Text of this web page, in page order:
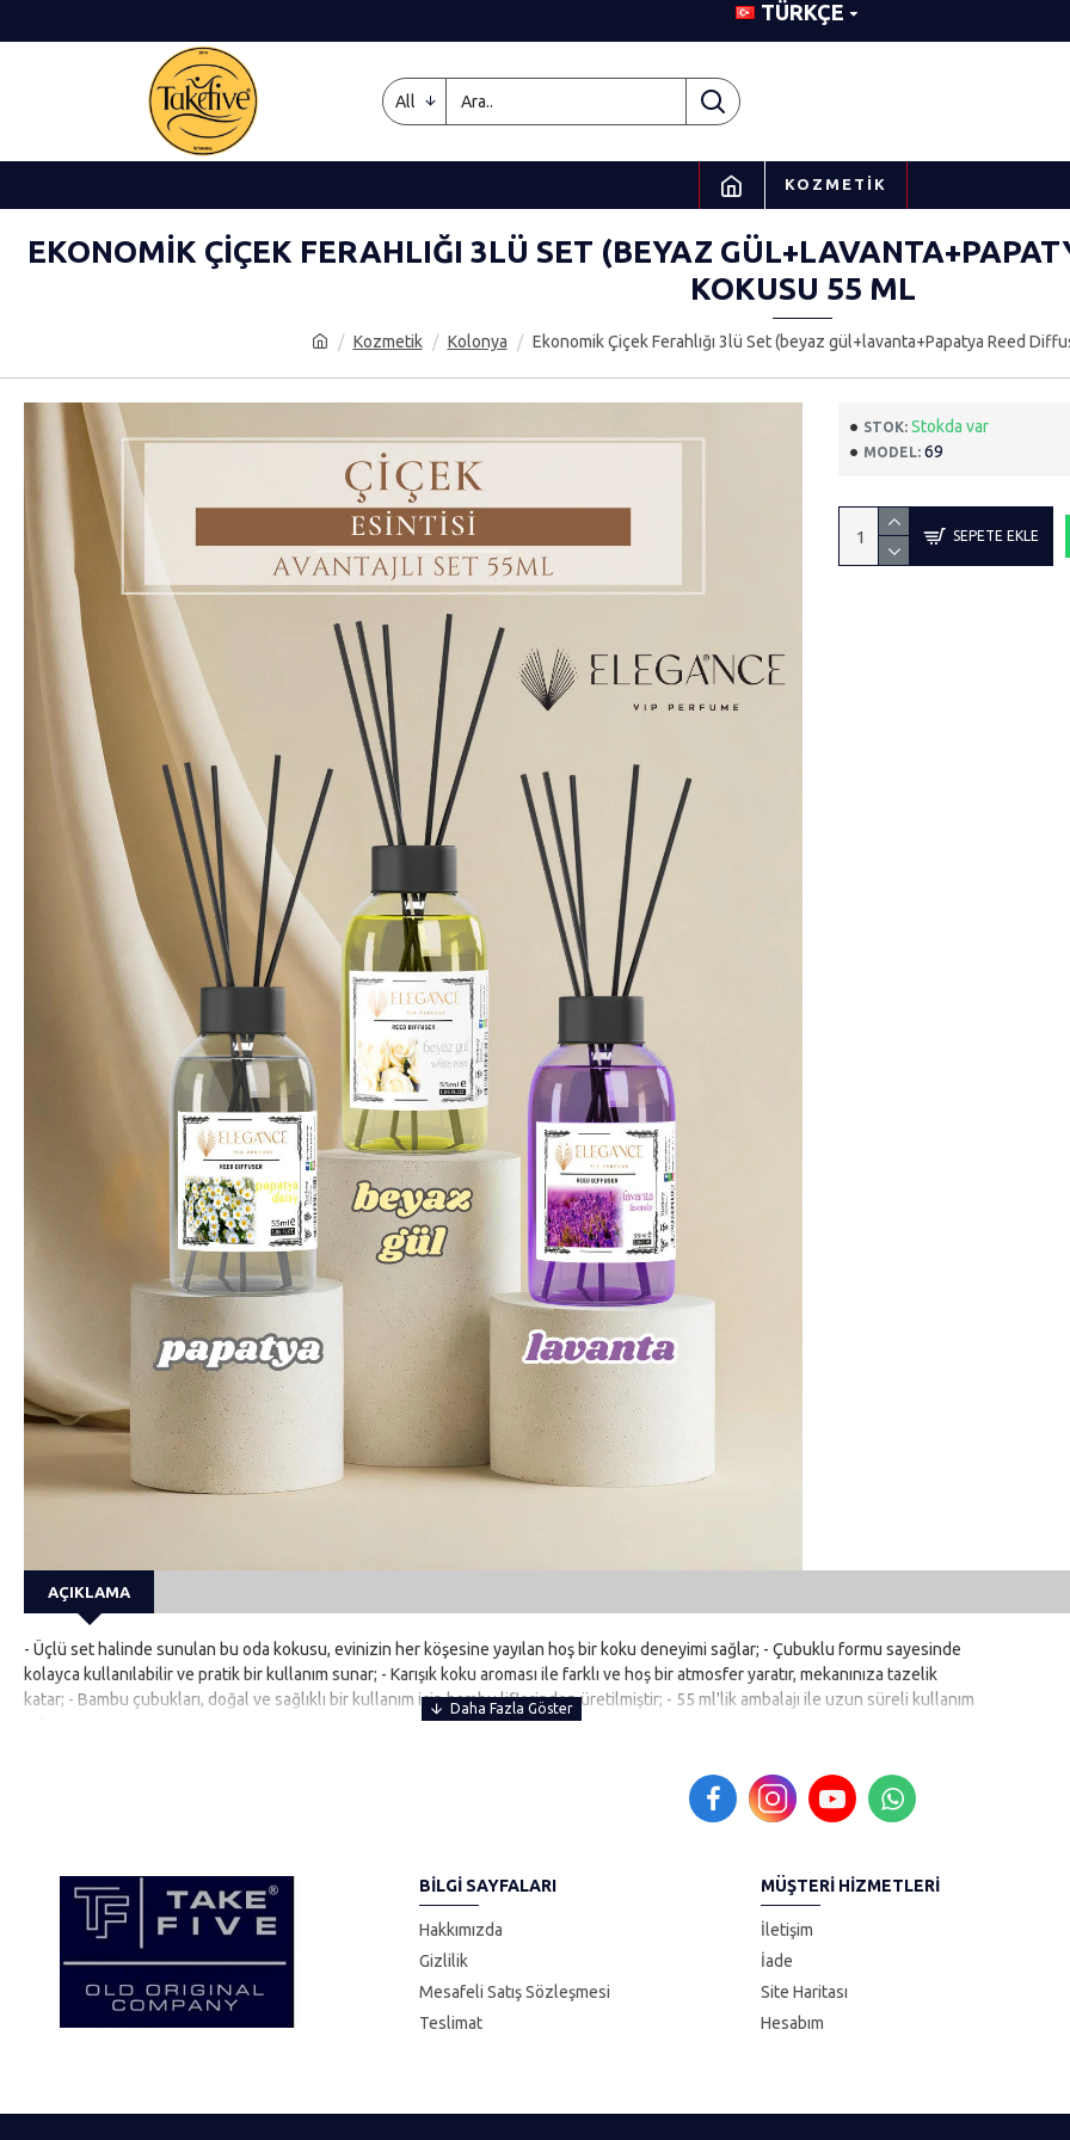
TÜRKÇE
All
KOZMETIK
Kozmetik Kolonya Ekonomik Çiçek Ferahlığı 3lü Set (beyaz gül+lavanta+Papatya Reed
EKONOMIK ÇIÇEK FERAHLIĞI 3LÜ SET (BEYAZ
KOKUSU 55 ML
STOK: Stokda var
MODEL: 69
SEPETE EKLE
AÇIKLAMA
- Üçlü set halinde sunulan bu oda kokusu, evinizin her köşesine yayılan hoş bir koku deneyimi sağlar; - Çubuklu formu sayesinde
kolayca kullanılabilir ve pratik bir kullanım sunar; - Karışık koku aroması ile farklı ve hoş bir atmosfer yaratır, mekanınıza tazelik
katar; - Bambu çubukları, doğal ve sağlıklı bir kullanım için bambu liflerinden üretilmiştir; - 55 ml'lik ambalajı ile uzun süreli kullanım
BILGI SAYFALARI
Hakkımızda
Gizlilik
Mesafeli Satış Sözleşmesi
Teslimat
MÜŞTERI HIZMETLERI
İletişim
İade
Site Haritası
Hesabım